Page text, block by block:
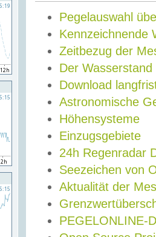
Pegelauswahl
Kennzeichnende
Zeitbezug der
Der Wasserstand
Download
Astronomische
Höhensysteme
Einzugsgebiete
24h Regenradar
Seezeichen von
Aktualität der
PEGELONLINE-